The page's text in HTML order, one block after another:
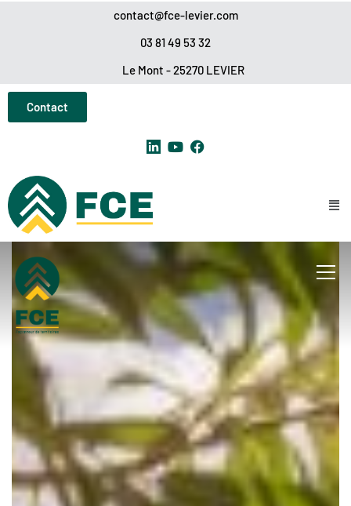
contact@fce-levier.com
03 81 49 53 32
Le Mont - 25270 LEVIER
Contact
Info
Panneau de gestion des cookies